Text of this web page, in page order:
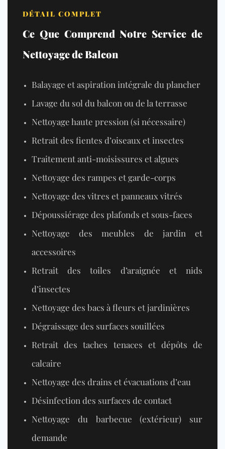
DÉTAIL COMPLET
Ce Que Comprend Notre Service de
Nettoyage de Balcon
Balayage et aspiration intégrale du plancher
Lavage du sol du balcon ou de la terrasse
Nettoyage haute pression (si nécessaire)
Retrait des fientes d’oiseaux et insectes
Traitement anti-moisissures et algues
Nettoyage des rampes et garde-corps
Nettoyage des vitres et panneaux vitrés
Dépoussiérage des plafonds et sous-faces
Nettoyage des meubles de jardin et
accessoires
Retrait des toiles d’araignée et nids
d’insectes
Nettoyage des bacs à fleurs et jardinières
Dégraissage des surfaces souillées
Retrait des taches tenaces et dépôts de
calcaire
Nettoyage des drains et évacuations d’eau
Désinfection des surfaces de contact
Nettoyage du barbecue (extérieur) sur
demande